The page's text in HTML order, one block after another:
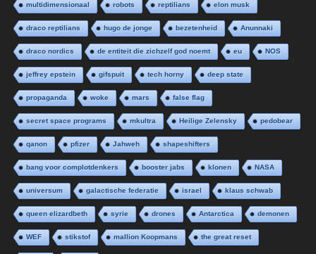
multidimensionaal robots reptilians elon musk
draco reptilians hugo de jonge bezetenheid Anunnaki
draco nordics de entiteit die zichzelf god noemt eu NOS
jeffrey epstein gifspuit tech horny deep state
propaganda woke mars false flag
secret space programs mkultra Heilige Zelensky pedobear
qanon pfizer Jahweh shapeshifters
bang voor complotdenkers booster jabs klonen NASA
universum galactische federatie israel klaus schwab
queen elizardbeth syrie drones Antarctica demonen
WEF stikstof mallion Koopmans the great reset